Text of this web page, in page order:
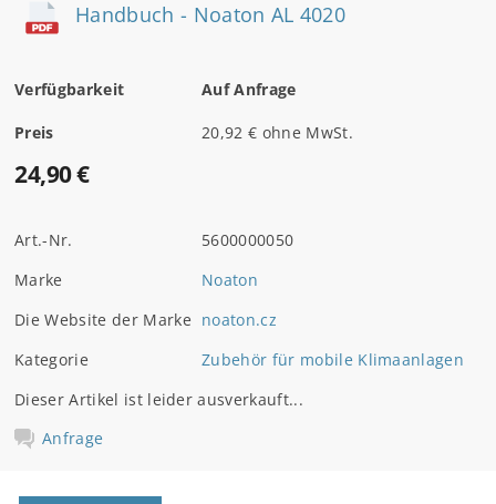
Handbuch - Noaton AL 4020
Verfügbarkeit Auf Anfrage
Preis 20,92 € ohne MwSt.
24,90 €
Art.-Nr.
5600000050
Marke
Noaton
Die Website der Marke noaton.cz
Kategorie
Zubehör für mobile Klimaanlagen
Dieser Artikel ist leider ausverkauft...
Anfrage